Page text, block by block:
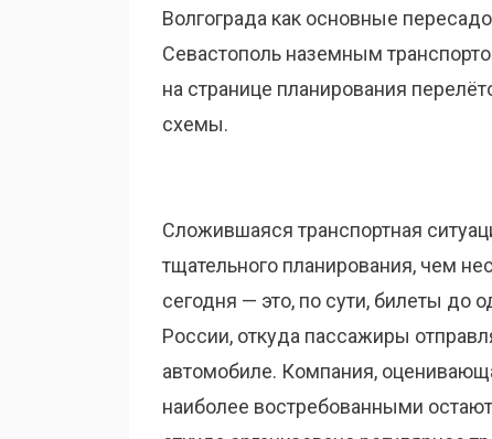
Волгограда как основные
Севастополь наземным
на странице планирования
схемы.
Сложившаяся транспортная
тщательного планирования, чем
сегодня — это, по сути, билеты до
России, откуда пассажиры
автомобиле. Компания,
наиболее востребованными